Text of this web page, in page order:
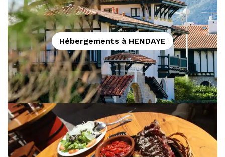
Hébergements à HENDAYE